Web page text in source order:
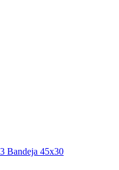
Bandeja 45x30